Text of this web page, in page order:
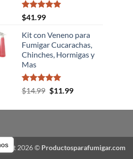
Valorado
con
de 5
$41.99
Kit con Veneno para
Fumigar Cucarachas,
Chinches, Hormigas y
Mas
Valorado
con
$14.99 El
original
$11.99El
actual
2026 © Productosparafumigar.com